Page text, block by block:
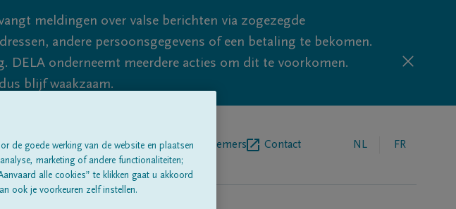
meldingen over valse berichten via zogezegde
andere persoonsgegevens of een betaling te bekomen.
onderneemt meerdere acties om dit te voorkomen.
blijf waakzaam.
rouwberichtenOver onsBegrafenisondernemers Contact NL FR
de goede werking van de website en plaatsen
marketing of andere functionaliteiten;
alle cookies” te klikken gaat u akkoord
ook je voorkeuren zelf instellen.